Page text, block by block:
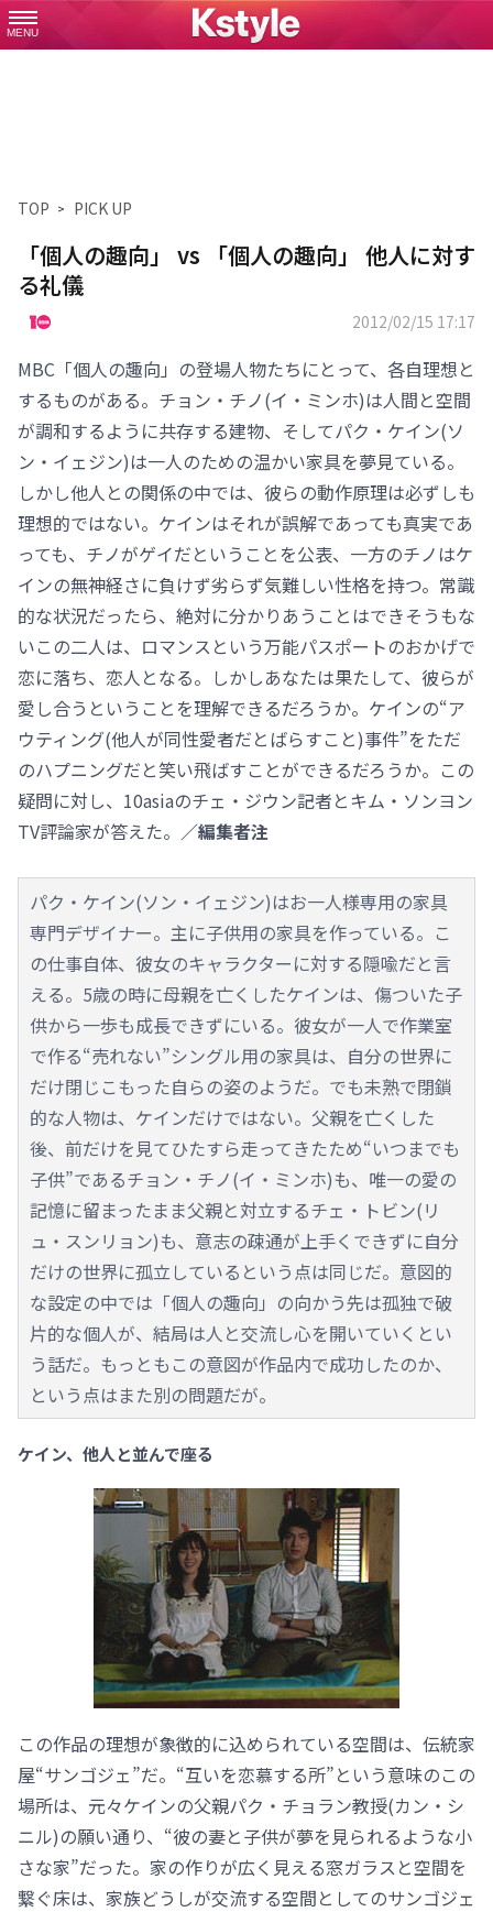
MENU
TOP PICK UP
「個人の趣向」 vs 「個人の趣向」 他人に対す
る礼儀
2012/02/15 17:17
MBC「個人の趣向」の登場人物たちにとって、各自理想と
するものがある。チョン・チノ(イ・ミンホ)は人間と空間
が調和するように共存する建物、そしてパク・ケイン(ソ
ン・イェジン)は一人のための温かい家具を夢見ている。
しかし他人との関係の中では、彼らの動作原理は必ずしも
理想的ではない。ケインはそれが誤解であっても真実であ
っても、チノがゲイだということを公表、一方のチノはケ
インの無神経さに負けず劣らず気難しい性格を持つ。常識
的な状況だったら、絶対に分かりあうことはできそうもな
いこの二人は、ロマンスという万能パスポートのおかげで
恋に落ち、恋人となる。しかしあなたは果たして、彼らが
愛し合うということを理解できるだろうか。ケインの“ア
ウティング(他人が同性愛者だとばらすこと)事件”をただ
のハプニングだと笑い飛ばすことができるだろうか。この
疑問に対し、10asiaのチェ・ジウン記者とキム・ソンヨン
TV評論家が答えた。 ／編集者注
パク・ケイン(ソン・イェジン)はお一人様専用の家具
専門デザイナー。主に子供用の家具を作っている。こ
の仕事自体、彼女のキャラクターに対する隠喩だと言
える。5歳の時に母親を亡くしたケインは、傷ついた子
供から一歩も成長できずにいる。彼女が一人で作業室
で作る“売れない”シングル用の家具は、自分の世界に
だけ閉じこもった自らの姿のようだ。でも未熟で閉鎖
的な人物は、ケインだけではない。父親を亡くした
後、前だけを見てひたすら走ってきたため“いつまでも
子供”であるチョン・チノ(イ・ミンホ)も、唯一の愛の
記憶に留まったまま父親と対立するチェ・トビン(リ
ュ・スンリョン)も、意志の疎通が上手くできずに自分
だけの世界に孤立しているという点は同じだ。意図的
な設定の中では「個人の趣向」の向かう先は孤独で破
片的な個人が、結局は人と交流し心を開いていくとい
う話だ。もっともこの意図が作品内で成功したのか、
という点はまた別の問題だが。
ケイン、他人と並んで座る
この作品の理想が象徴的に込められている空間は、伝統家
屋“サンゴジェ”だ。“互いを恋慕する所”という意味のこの
場所は、元々ケインの父親パク・チョラン教授(カン・シ
ニル)の願い通り、“彼の妻と子供が夢を見られるような小
さな家”だった。家の作りが広く見える窓ガラスと空間を
繋ぐ床は、家族どうしが交流する空間としてのサンゴジェ